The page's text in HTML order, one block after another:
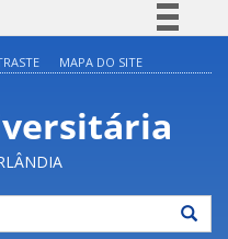
Participe
Acesso à informação
MAPA DO SITE